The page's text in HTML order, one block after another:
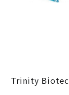
Trinity